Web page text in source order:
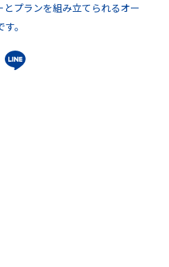
とプランを組み立てられるオー
。